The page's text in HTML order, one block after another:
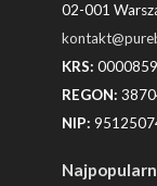
02-001
KRS:
REGON:
NIP: